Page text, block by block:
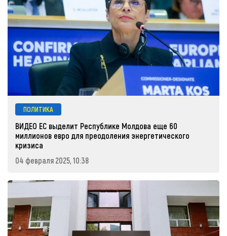
ПОЛИТИКА
ВИДЕО ЕС выделит Республике Молдова еще 60
миллионов евро для преодоления энергетического
кризиса
04 февраля 2025, 10:38